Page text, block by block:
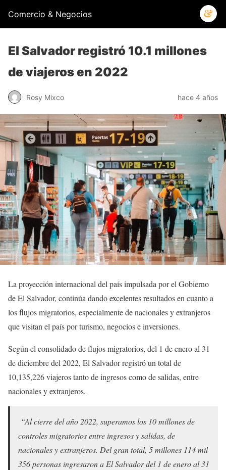
Comercio & Negocios
El Salvador registró 10.1 millones
de viajeros en 2022
Rosy Mixco hace 4 años
La proyección internacional del país impulsada por el Gobierno
de El Salvador, continúa dando excelentes resultados en cuanto a
los flujos migratorios, especialmente de nacionales y extranjeros
que visitan el país por turismo, negocios e inversiones.
Según el consolidado de flujos migratorios, del 1 de enero al 31
de diciembre del 2022, El Salvador registró un total de
10,135,226 viajeros tanto de ingresos como de salidas, entre
nacionales y extranjeros.
“Al cierre del año 2022, superamos los 10 millones de
controles migratorios entre ingresos y salidas, de
nacionales y extranjeros. Del gran total, 5 millones 114 mil
356 personas ingresaron a El Salvador del 1 de enero al 31